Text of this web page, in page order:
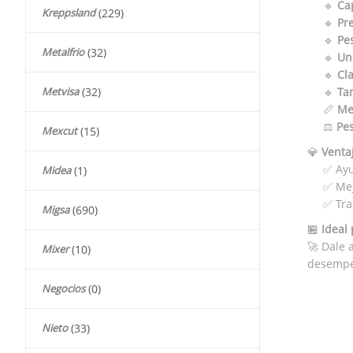
Kreppsland (229)
Metalfrio (32)
Metvisa (32)
Mexcut (15)
Midea (1)
Migsa (690)
Mixer (10)
Negocios (0)
Nieto (33)
🔹
🔹
🔹
🔹
🔹
🔹
📏
⚖️
💎
✅
✅
✅
🏪 Ideal
🚀 Dale